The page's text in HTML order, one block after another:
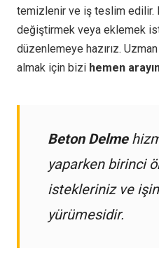
temizlenir ve iş teslim edilir.
değiştirmek veya eklemek
düzenlemeye hazırız.
almak için bizi hemen
Beton Delme
yaparken birinci
istekleriniz ve
yürümesidir.